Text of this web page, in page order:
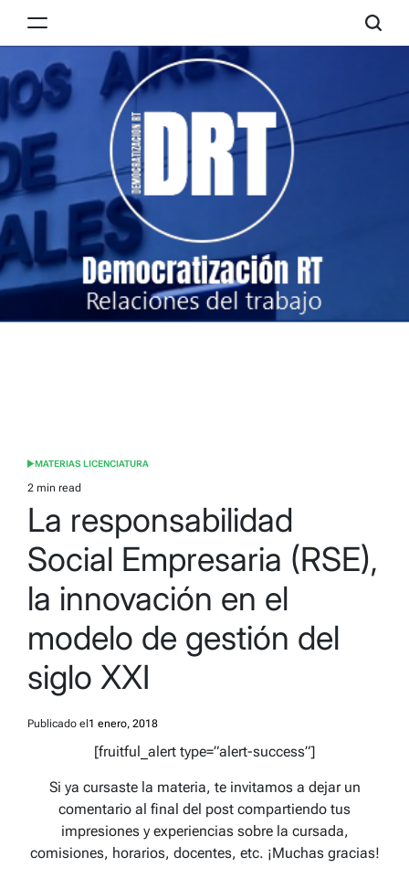
RT
POSTED
IN
MATERIAS LICENCIATURA
Estimated
read
time
2 min read
La responsabilidad
Social Empresaria (RSE),
la innovación en el
modelo de gestión del
siglo XXI
Publicado el 1 enero, 2018
[fruitful_alert type=”alert-success”]
Si ya cursaste la materia, te invitamos a dejar un
comentario al final del post compartiendo tus
impresiones y experiencias sobre la cursada,
comisiones, horarios, docentes, etc. ¡Muchas gracias!